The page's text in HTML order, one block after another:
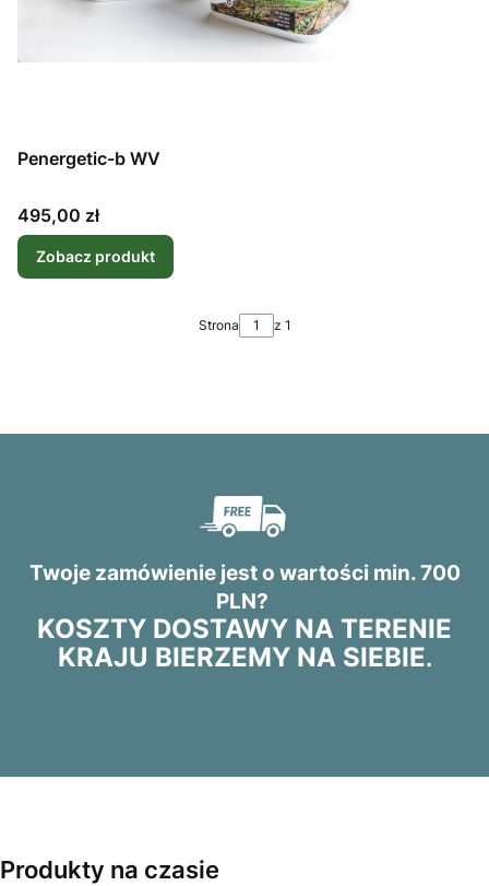
Penergetic-b WV
Cena
495,00 zł
Zobacz produkt
Strona z 1
Twoje zamówienie jest o wartości min. 700
PLN?
KOSZTY DOSTAWY NA TERENIE
KRAJU BIERZEMY NA SIEBIE.
Produkty na czasie